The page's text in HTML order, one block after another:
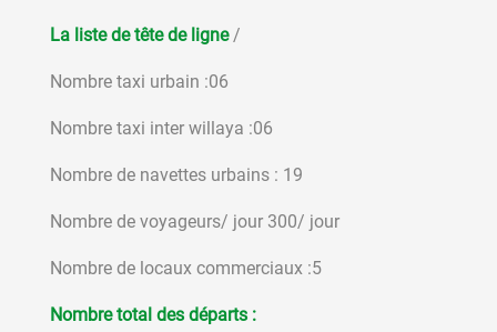
La liste de tête de ligne/
Nombre taxi urbain :06
Nombre taxi inter willaya :06
Nombre de navettes urbains : 19
Nombre de voyageurs/ jour 300/ jour
Nombre de locaux commerciaux :5
Nombre total des départs :